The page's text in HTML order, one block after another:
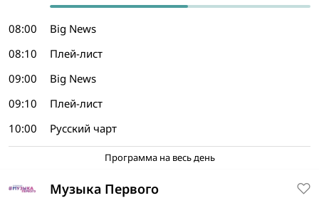
08:00
Big News
08:10
Плей-лист
09:00
Big News
09:10
Плей-лист
10:00
Русский чарт
Программа на весь день
Музыка Первого